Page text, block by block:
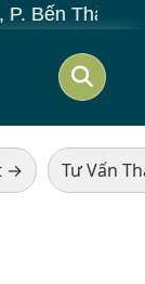
Thành,
→ Tư Vấn